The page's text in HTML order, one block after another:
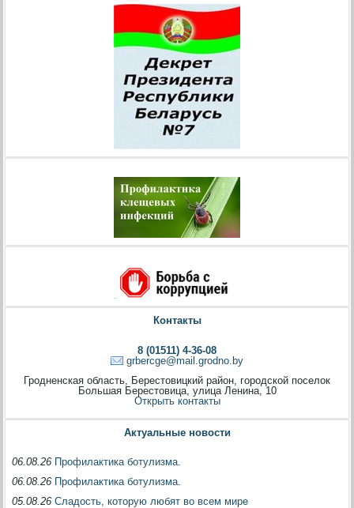
Контакты
8 (01511) 4-36-08
grbercge@mail.grodno.by
Гродненская область, Берестовицкий район, городской поселок
Большая Берестовица, улица Ленина, 10
Открыть контакты
Актуальные новости
06.08.26 Профилактика ботулизма.
06.08.26 Профилактика ботулизма.
05.08.26Сладость, которую любят во всем мире